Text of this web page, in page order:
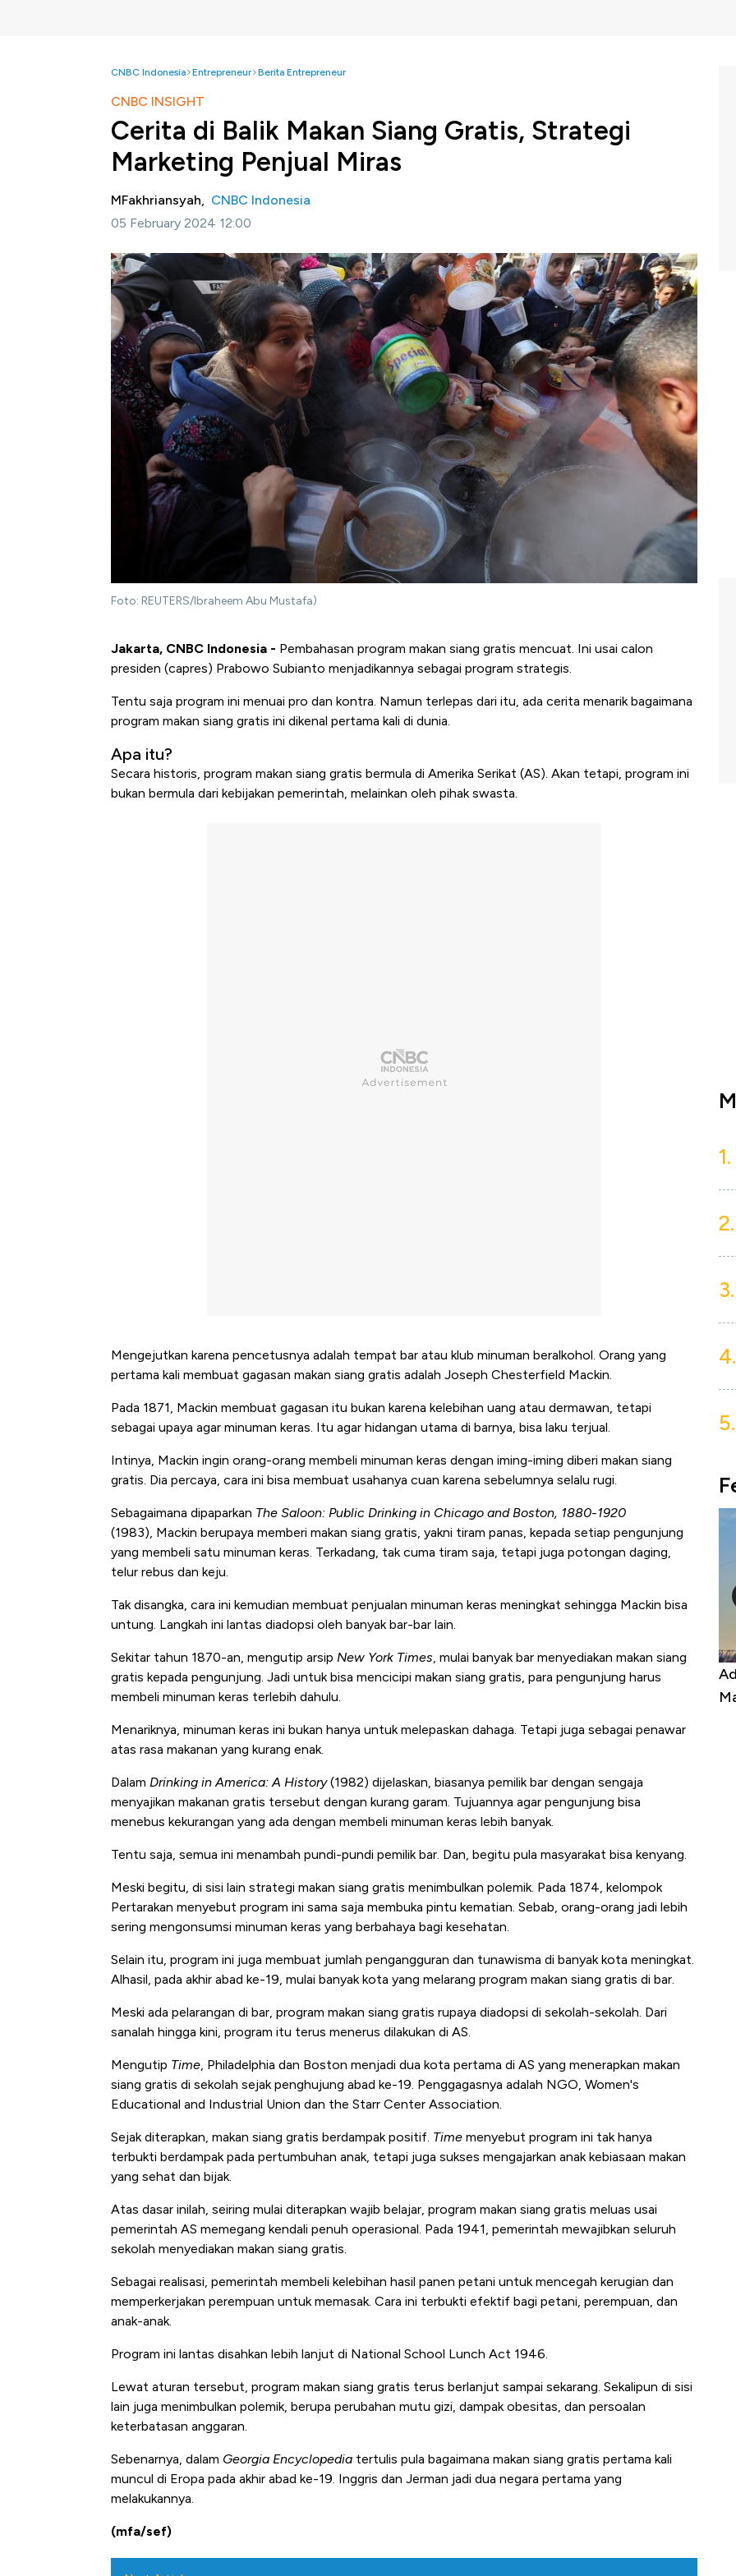
CNBC Indonesia Entrepreneur Berita Entrepreneur
CNBC INSIGHT
Cerita di Balik Makan Siang Gratis, Strategi
Marketing Penjual Miras
MFakhriansyah, CNBC Indonesia
05 February 2024 12:00
Foto: REUTERS/Ibraheem Abu Mustafa)
Jakarta, CNBC Indonesia - Pembahasan program makan siang gratis mencuat. Ini usai calon
presiden (capres) Prabowo Subianto menjadikannya sebagai program strategis.
Tentu saja program ini menuai pro dan kontra. Namun terlepas dari itu, ada cerita menarik bagaimana
program makan siang gratis ini dikenal pertama kali di dunia.
Apa itu?
Secara historis, program makan siang gratis bermula di Amerika Serikat (AS). Akan tetapi, program ini
bukan bermula dari kebijakan pemerintah, melainkan oleh pihak swasta.
Mengejutkan karena pencetusnya adalah tempat bar atau klub minuman beralkohol. Orang yang
pertama kali membuat gagasan makan siang gratis adalah Joseph Chesterfield Mackin.
Pada 1871, Mackin membuat gagasan itu bukan karena kelebihan uang atau dermawan, tetapi
sebagai upaya agar minuman keras. Itu agar hidangan utama di barnya, bisa laku terjual.
Intinya, Mackin ingin orang-orang membeli minuman keras dengan iming-iming diberi makan siang
gratis. Dia percaya, cara ini bisa membuat usahanya cuan karena sebelumnya selalu rugi.
Sebagaimana dipaparkan The Saloon: Public Drinking in Chicago and Boston, 1880-1920
(1983), Mackin berupaya memberi makan siang gratis, yakni tiram panas, kepada setiap pengunjung
yang membeli satu minuman keras. Terkadang, tak cuma tiram saja, tetapi juga potongan daging,
telur rebus dan keju.
Tak disangka, cara ini kemudian membuat penjualan minuman keras meningkat sehingga Mackin bisa
untung. Langkah ini lantas diadopsi oleh banyak bar-bar lain.
Sekitar tahun 1870-an, mengutip arsip New York Times, mulai banyak bar menyediakan makan siang
gratis kepada pengunjung. Jadi untuk bisa mencicipi makan siang gratis, para pengunjung harus
membeli minuman keras terlebih dahulu.
Menariknya, minuman keras ini bukan hanya untuk melepaskan dahaga. Tetapi juga sebagai penawar
atas rasa makanan yang kurang enak.
Dalam Drinking in America: A History(1982) dijelaskan, biasanya pemilik bar dengan sengaja
menyajikan makanan gratis tersebut dengan kurang garam. Tujuannya agar pengunjung bisa
menebus kekurangan yang ada dengan membeli minuman keras lebih banyak.
Tentu saja, semua ini menambah pundi-pundi pemilik bar. Dan, begitu pula masyarakat bisa kenyang.
Meski begitu, di sisi lain strategi makan siang gratis menimbulkan polemik. Pada 1874, kelompok
Pertarakan menyebut program ini sama saja membuka pintu kematian. Sebab, orang-orang jadi lebih
sering mengonsumsi minuman keras yang berbahaya bagi kesehatan.
Selain itu, program ini juga membuat jumlah pengangguran dan tunawisma di banyak kota meningkat.
Alhasil, pada akhir abad ke-19, mulai banyak kota yang melarang program makan siang gratis di bar.
Meski ada pelarangan di bar, program makan siang gratis rupaya diadopsi di sekolah-sekolah. Dari
sanalah hingga kini, program itu terus menerus dilakukan di AS.
Mengutip Time, Philadelphia dan Boston menjadi dua kota pertama di AS yang menerapkan makan
siang gratis di sekolah sejak penghujung abad ke-19. Penggagasnya adalah NGO, Women's
Educational and Industrial Union dan the Starr Center Association.
Sejak diterapkan, makan siang gratis berdampak positif. Time menyebut program ini tak hanya
terbukti berdampak pada pertumbuhan anak, tetapi juga sukses mengajarkan anak kebiasaan makan
yang sehat dan bijak.
Atas dasar inilah, seiring mulai diterapkan wajib belajar, program makan siang gratis meluas usai
pemerintah AS memegang kendali penuh operasional. Pada 1941, pemerintah mewajibkan seluruh
sekolah menyediakan makan siang gratis.
Sebagai realisasi, pemerintah membeli kelebihan hasil panen petani untuk mencegah kerugian dan
memperkerjakan perempuan untuk memasak. Cara ini terbukti efektif bagi petani, perempuan, dan
anak-anak.
Program ini lantas disahkan lebih lanjut di National School Lunch Act 1946.
Lewat aturan tersebut, program makan siang gratis terus berlanjut sampai sekarang. Sekalipun di sisi
lain juga menimbulkan polemik, berupa perubahan mutu gizi, dampak obesitas, dan persoalan
keterbatasan anggaran.
Sebenarnya, dalam Georgia Encyclopedia tertulis pula bagaimana makan siang gratis pertama kali
muncul di Eropa pada akhir abad ke-19. Inggris dan Jerman jadi dua negara pertama yang
melakukannya.
(mfa/sef)
1.
2.
3.
4.
5.
Kongo Tutup Keran Ekspor, Harga